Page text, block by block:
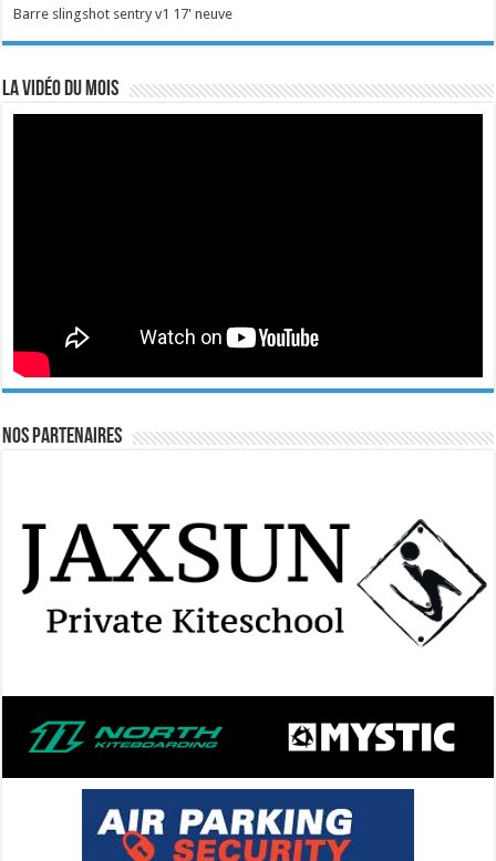
Barre slingshot sentry v1 17' neuve
La vidéo du mois
Nos Partenaires